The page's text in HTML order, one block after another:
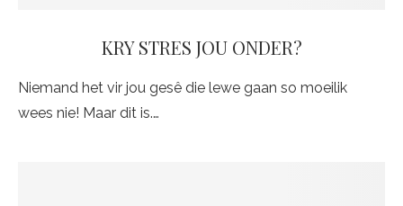
KRY STRES JOU ONDER?
Niemand het vir jou gesê die lewe gaan so moeilik
wees nie! Maar dit is.…